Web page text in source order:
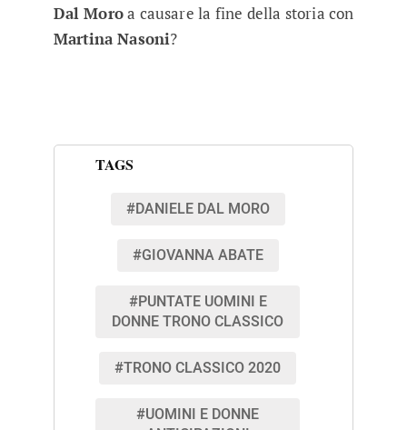
Dal Moroa causare la fine della storia con
Martina Nasoni?
TAGS
#DANIELE DAL MORO
#GIOVANNA ABATE
#PUNTATE UOMINI E
DONNE TRONO CLASSICO
#TRONO CLASSICO 2020
#UOMINI E DONNE